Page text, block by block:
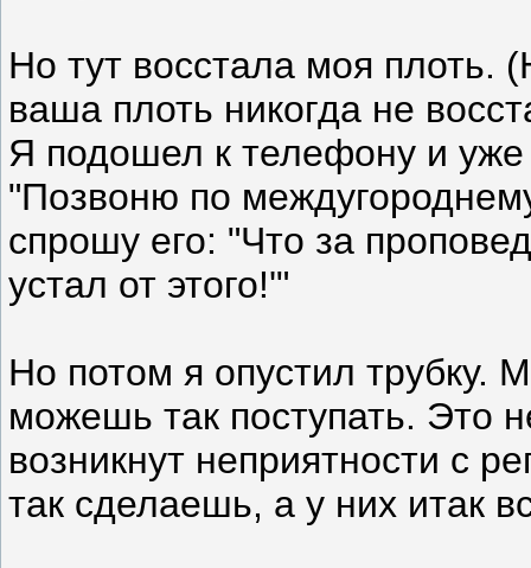
Но тут восстала моя плоть.
ваша плоть никогда не
Я подошел к телефону и уже
"Позвоню по
спрошу его: "Что за
устал от этого!'"
Но потом я опустил трубку.
можешь так поступать. Это
возникнут неприятности с
так сделаешь, а у них итак